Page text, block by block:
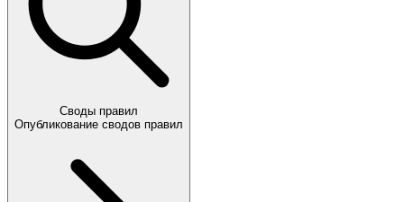
Своды правил
Опубликование сводов правил